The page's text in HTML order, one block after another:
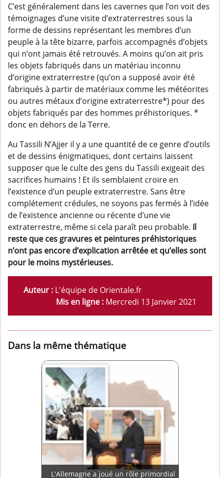
C’est généralement dans les cavernes que l’on voit des
témoignages d’une visite d’extraterrestres sous la
forme de dessins représentant les membres d’un
peuple à la tête bizarre, parfois accompagnés d’objets
qui n’ont jamais été retrouvés. A moins qu’on ait pris
les objets fabriqués dans un matériau inconnu
d’origine extraterrestre (qu’on a supposé avoir été
fabriqués à partir de matériaux comme les météorites
ou autres métaux d’origine extraterrestre*) pour des
objets fabriqués par des hommes préhistoriques. *
donc en dehors de la Terre.
Au Tassili N’Ajjer il y a une quantité de ce genre d’outils
et de dessins énigmatiques, dont certains laissent
supposer que le culte des gens du Tassili exigeait des
sacrifices humains ! Et ils semblaient croire en
l’existence d’un peuple extraterrestre. Sans être
complétement crédules, ne soyons pas fermés à l’idée
de l’existence ancienne ou récente d’une vie
extraterrestre, même si cela paraît peu probable. Il
reste que ces gravures et peintures préhistoriques
n’ont pas encore d’explication arrêtée et qu’elles sont
pour le moins mystérieuses.
Auteur : L'équipe de Orientale.fr
Mis en ligne : Mercredi 13 Janvier 2021
Dans la même thématique
L'Allemagne a joué un rôle primordial